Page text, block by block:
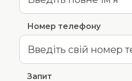
Номер телефону
Запит